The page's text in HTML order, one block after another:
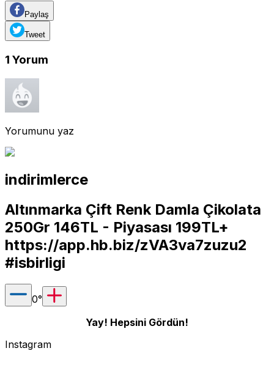
Paylaş
Tweet
1 Yorum
Yorumunu yaz
indirimlerce
Altınmarka Çift Renk Damla Çikolata
250Gr 146TL - Piyasası 199TL+
https://app.hb.biz/zVA3va7zuzu2
#isbirligi
0°
Yay! Hepsini Gördün!
Instagram